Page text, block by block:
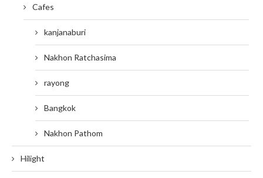
Cafes
kanjanaburi
Nakhon Ratchasima
rayong
Bangkok
Nakhon Pathom
Hilight